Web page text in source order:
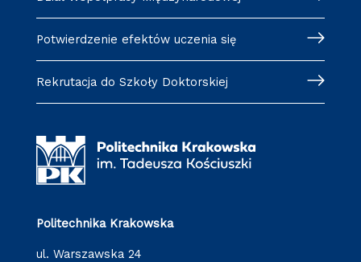
Potwierdzenie efektów uczenia się
Rekrutacja do Szkoły Doktorskiej
Politechnika Krakowska
ul. Warszawska 24